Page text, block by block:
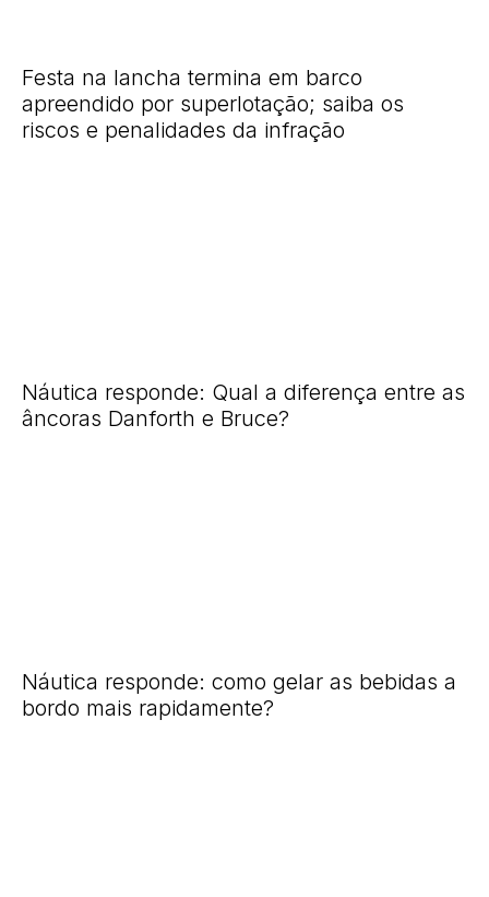
Festa na lancha termina em barco
apreendido por superlotação; saiba os
riscos e penalidades da infração
Náutica responde: Qual a diferença entre as
âncoras Danforth e Bruce?
Náutica responde: como gelar as bebidas a
bordo mais rapidamente?